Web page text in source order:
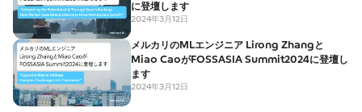
に登壇します
2024年3月12日
メルカリのMLエンジニア Lirong Zhangと
Miao CaoがFOSSASIA Summit2024に登壇し
ます
2024年3月12日